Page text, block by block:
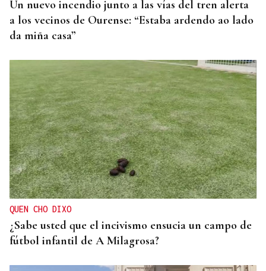
Un nuevo incendio junto a las vías del tren alerta
a los vecinos de Ourense: “Estaba ardendo ao lado
da miña casa”
QUEN CHO DIXO
¿Sabe usted que el incivismo ensucia un campo de
fútbol infantil de A Milagrosa?